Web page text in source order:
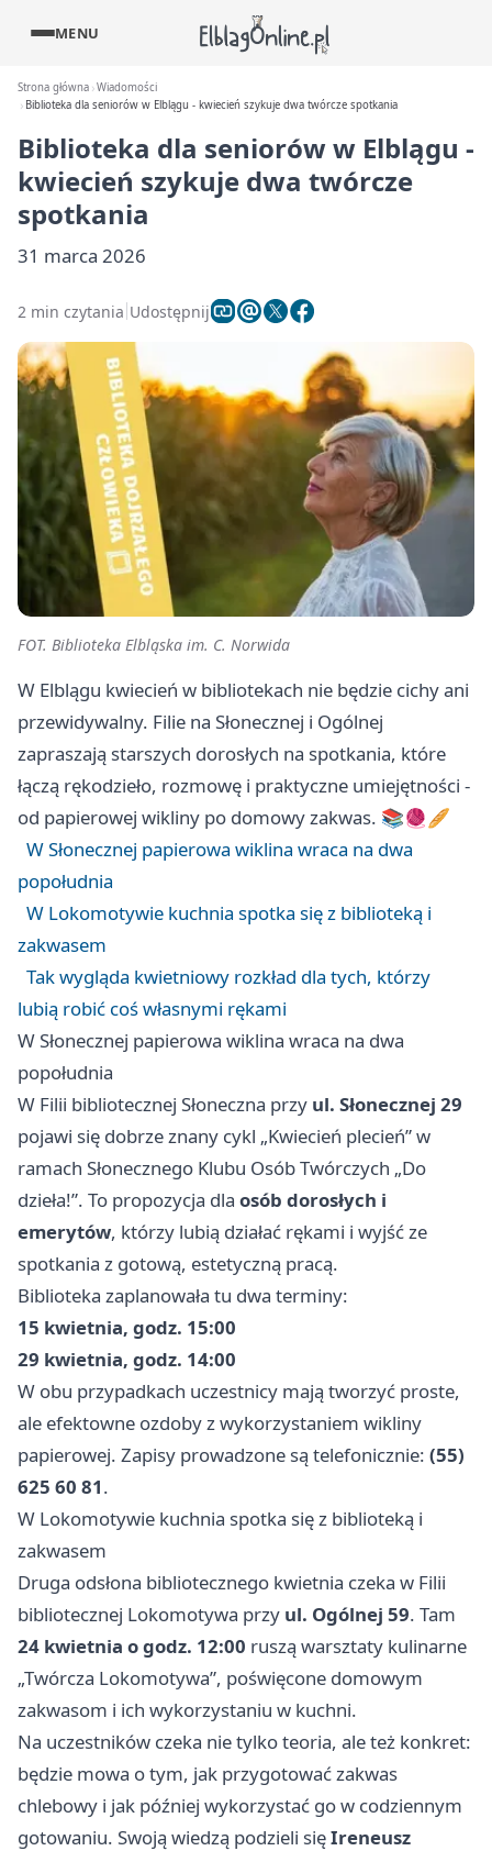
MENU
Strona główna Wiadomości
Biblioteka dla seniorów w Elblągu - kwiecień szykuje dwa twórcze spotkania
Biblioteka dla seniorów w Elblągu -
kwiecień szykuje dwa twórcze
spotkania
31 marca 2026
2 min czytania Udostępnij
FOT. Biblioteka Elbląska im. C. Norwida
W Elblągu kwiecień w bibliotekach nie będzie cichy ani
przewidywalny. Filie na Słonecznej i Ogólnej
zapraszają starszych dorosłych na spotkania, które
łączą rękodzieło, rozmowę i praktyczne umiejętności -
od papierowej wikliny po domowy zakwas. 📚🧶🥖
W Słonecznej papierowa wiklina wraca na dwa
popołudnia
W Lokomotywie kuchnia spotka się z biblioteką i
zakwasem
Tak wygląda kwietniowy rozkład dla tych, którzy
lubią robić coś własnymi rękami
W Słonecznej papierowa wiklina wraca na dwa
popołudnia
W Filii bibliotecznej Słoneczna przy ul. Słonecznej 29
pojawi się dobrze znany cykl „Kwiecień plecień” w
ramach Słonecznego Klubu Osób Twórczych „Do
dzieła!”. To propozycja dla osób dorosłych i
emerytów, którzy lubią działać rękami i wyjść ze
spotkania z gotową, estetyczną pracą.
Biblioteka zaplanowała tu dwa terminy:
15 kwietnia, godz. 15:00
29 kwietnia, godz. 14:00
W obu przypadkach uczestnicy mają tworzyć proste,
ale efektowne ozdoby z wykorzystaniem wikliny
papierowej. Zapisy prowadzone są telefonicznie: (55)
625 60 81.
W Lokomotywie kuchnia spotka się z biblioteką i
zakwasem
Druga odsłona bibliotecznego kwietnia czeka w Filii
bibliotecznej Lokomotywa przy ul. Ogólnej 59. Tam
24 kwietnia o godz. 12:00 ruszą warsztaty kulinarne
„Twórcza Lokomotywa”, poświęcone domowym
zakwasom i ich wykorzystaniu w kuchni.
Na uczestników czeka nie tylko teoria, ale też konkret:
będzie mowa o tym, jak przygotować zakwas
chlebowy i jak później wykorzystać go w codziennym
gotowaniu. Swoją wiedzą podzieli sięIreneusz